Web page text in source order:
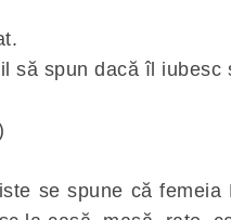
să spun dacă îl iubesc
se spune că